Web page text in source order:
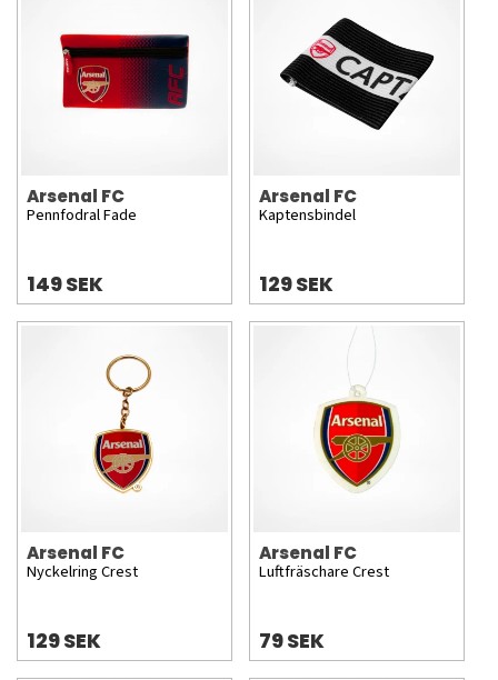
Arsenal FC
Pennfodral Fade
149 SEK
Arsenal FC
Kaptensbindel
129 SEK
Arsenal FC
Nyckelring Crest
129 SEK
Arsenal FC
Luftfräschare Crest
79 SEK